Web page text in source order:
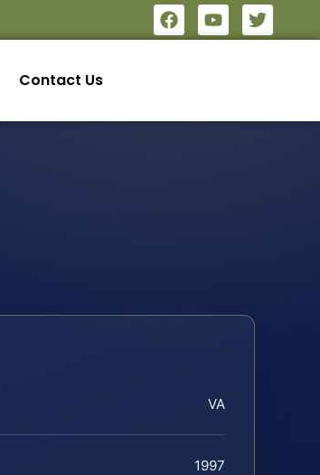
Contact Us
VA
1997